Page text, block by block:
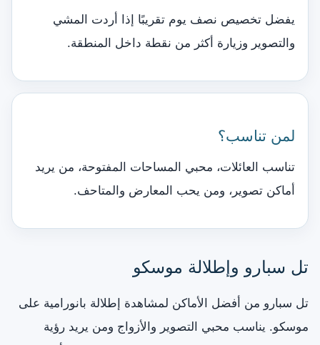
يفضل تخصيص نصف يوم تقريبًا إذا أردت المشي
والتصوير وزيارة أكثر من نقطة داخل المنطقة.
لمن تناسب؟
تناسب العائلات، محبي المساحات المفتوحة، من يريد
أماكن تصوير، ومن يحب المعارض والمتاحف.
تل سبارو وإطلالة موسكو
تل سبارو من أفضل الأماكن لمشاهدة إطلالة بانورامية على
موسكو. يناسب محبي التصوير والأزواج ومن يريد رؤية